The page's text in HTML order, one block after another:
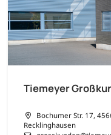
Tiemeyer
Bochumer Str. 17,
Recklinghausen